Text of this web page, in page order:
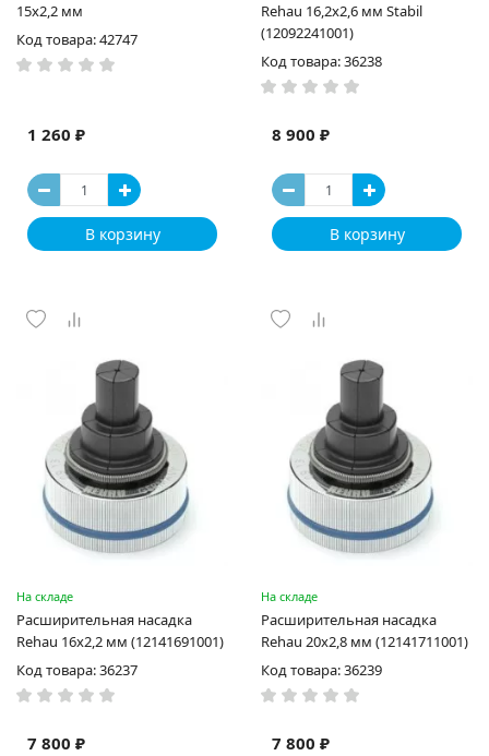
15х2,2 мм
Код товара: 42747
1 260 ₽
В корзину
Rehau 16,2х2,6 мм Stabil
(12092241001)
Код товара: 36238
8 900 ₽
В корзину
На складе
Расширительная насадка
Rehau 16х2,2 мм (12141691001)
Код товара: 36237
7 800 ₽
На складе
Расширительная насадка
Rehau 20х2,8 мм (12141711001)
Код товара: 36239
7 800 ₽